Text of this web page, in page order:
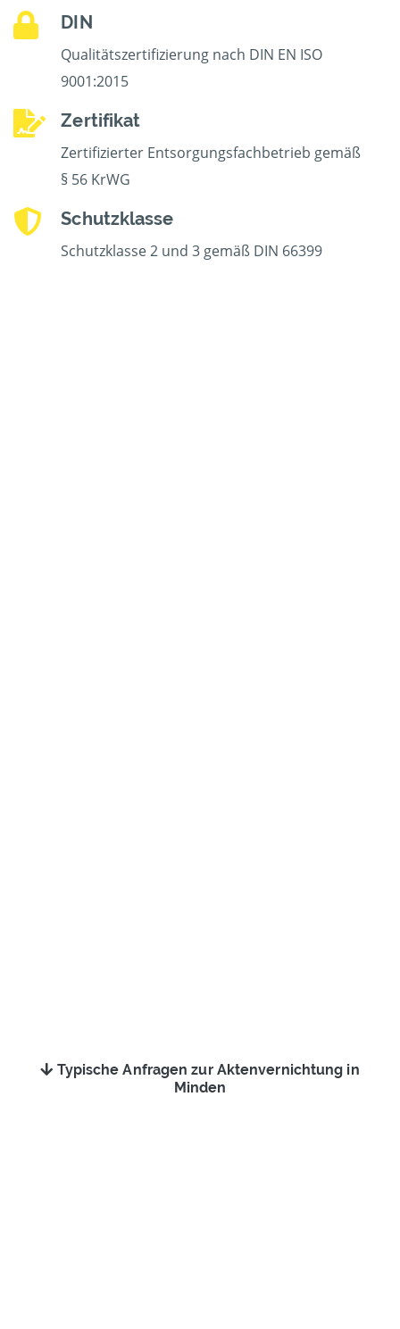
DIN
Qualitätszertifizierung nach DIN EN ISO
9001:2015
Zertifikat
Zertifizierter Entsorgungsfachbetrieb gemäß
§ 56 KrWG
Schutzklasse
Schutzklasse 2 und 3 gemäß DIN 66399
Typische Anfragen zur Aktenvernichtung in
Minden